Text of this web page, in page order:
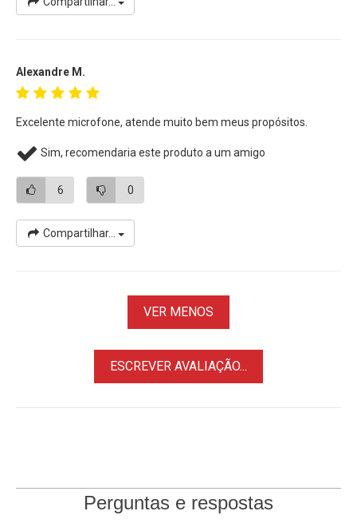
Alexandre M.
Excelente microfone, atende muito bem meus propósitos.
Sim, recomendaria este produto a um amigo
6 0
Compartilhar...
VER MENOS
ESCREVER AVALIAÇÃO...
Perguntas e respostas